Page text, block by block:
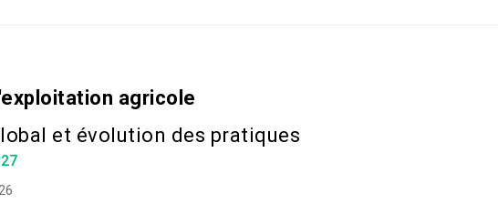
agricole
et évolution des pratiques